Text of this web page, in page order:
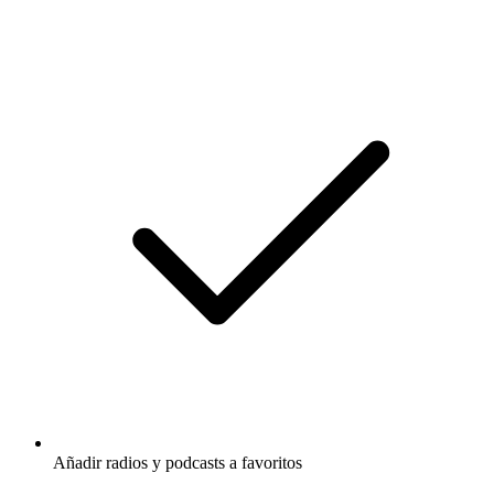
Añadir radios y podcasts a favoritos